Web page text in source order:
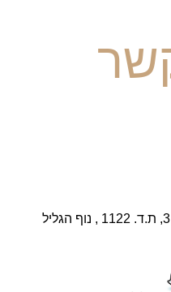
שדרות מעלה יצחק 3, ת.ד. 1122 , נוף הגליל